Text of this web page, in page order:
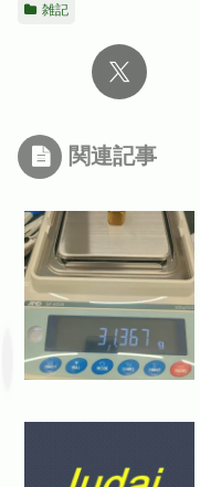
雑記
関連記事